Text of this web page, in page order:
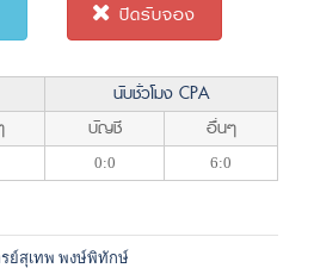
ปิดรับจอง
นับชั่วโมง CPA
บัญชี อื่นๆ
0:0 6:0
รย์สุเทพ พงษ์พิทักษ์